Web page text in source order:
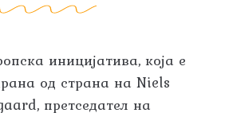
иницијатива, која е
од страна на Niels
претседател на